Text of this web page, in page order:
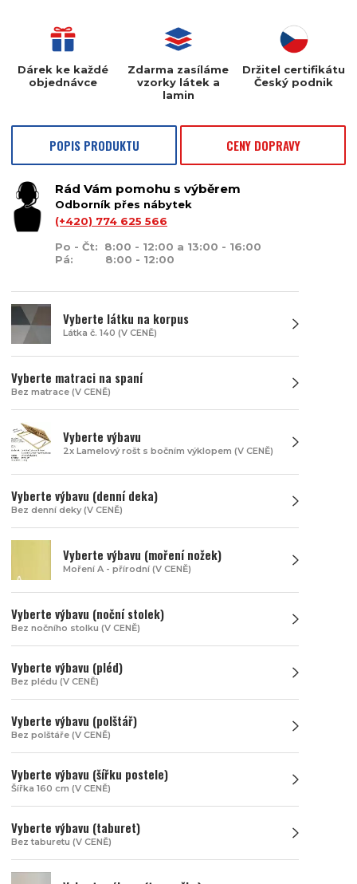
Dárek ke každé
objednávce
Zdarma zasíláme
vzorky látek a
lamin
Držitel certifikátu
Český podnik
POPIS PRODUKTU CENY DOPRAVY
Rád Vám pomohu s výběrem
Odborník přes nábytek
(+420) 774 625 566
Po - Čt: 8:00 - 12:00 a 13:00 - 16:00
Pá: 8:00 - 12:00
Vyberte látku na korpus
Látka č. 140 (V CENĚ)
Vyberte matraci na spaní
Bez matrace (V CENĚ)
Vyberte výbavu
2x Lamelový rošt s bočním výklopem (V CENĚ)
Vyberte výbavu (denní deka)
Bez denní deky (V CENĚ)
Vyberte výbavu (moření nožek)
Moření A - přírodní (V CENĚ)
Vyberte výbavu (noční stolek)
Bez nočního stolku (V CENĚ)
Vyberte výbavu (pléd)
Bez plédu (V CENĚ)
Vyberte výbavu (polštář)
Bez polštáře (V CENĚ)
Vyberte výbavu (šířku postele)
Šířka 160 cm (V CENĚ)
Vyberte výbavu (taburet)
Bez taburetu (V CENĚ)